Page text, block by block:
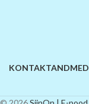
KONTAKTANDMED